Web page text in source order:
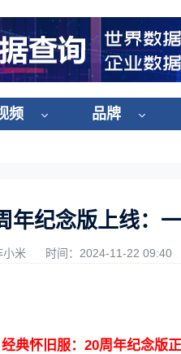
频 品牌
年纪念版上线：
小米 时间：2024-11-22 09:40
经典怀旧服：20周年纪念版